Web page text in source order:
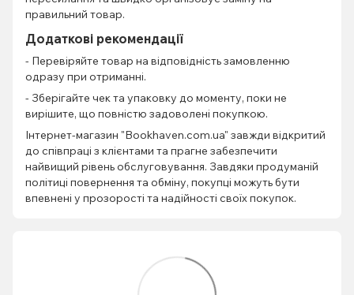
правильний товар.
Додаткові рекомендації
- Перевіряйте товар на відповідність замовленню
одразу при отриманні.
- Зберігайте чек та упаковку до моменту, поки не
вирішите, що повністю задоволені покупкою.
Інтернет-магазин "Bookhaven.com.ua" завжди відкритий
до співпраці з клієнтами та прагне забезпечити
найвищий рівень обслуговування. Завдяки продуманій
політиці повернення та обміну, покупці можуть бути
впевнені у прозорості та надійності своїх покупок.